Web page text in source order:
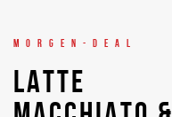
MORGEN-DEAL
LATTE